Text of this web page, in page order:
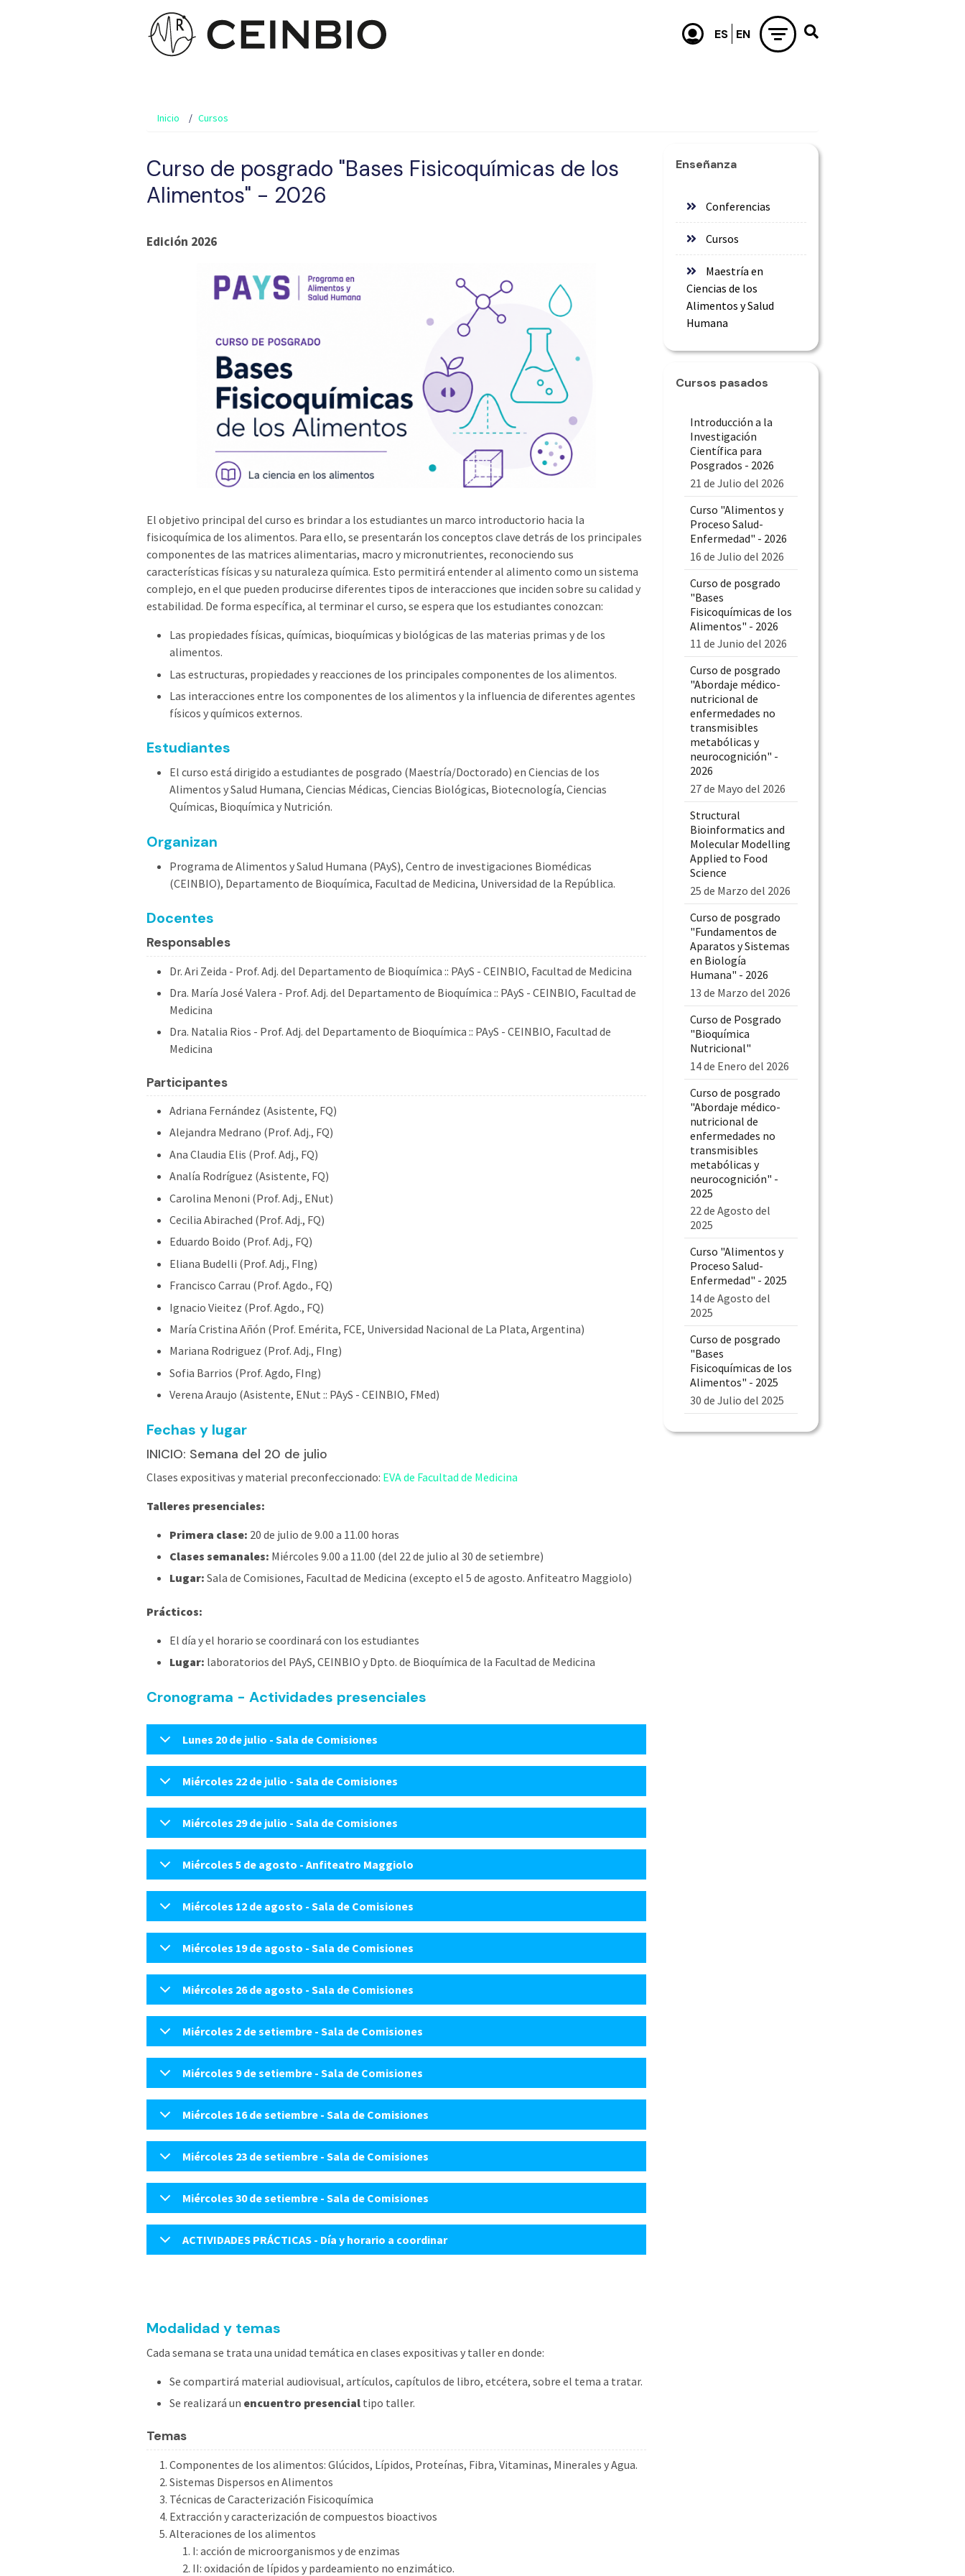
Inicio Cursos
Curso de posgrado "Bases Fisicoquímicas de los
Alimentos" - 2026
Edición 2026
El objetivo principal del curso es brindar a los estudiantes un marco introductorio hacia la
fisicoquímica de los alimentos. Para ello, se presentarán los conceptos clave detrás de los principales
componentes de las matrices alimentarias, macro y micronutrientes, reconociendo sus
características físicas y su naturaleza química. Esto permitirá entender al alimento como un sistema
complejo, en el que pueden producirse diferentes tipos de interacciones que inciden sobre su calidad y
estabilidad. De forma específica, al terminar el curso, se espera que los estudiantes conozcan:
Las propiedades físicas, químicas, bioquímicas y biológicas de las materias primas y de los
alimentos.
Las estructuras, propiedades y reacciones de los principales componentes de los alimentos.
Las interacciones entre los componentes de los alimentos y la influencia de diferentes agentes
físicos y químicos externos.
Estudiantes
El curso está dirigido a estudiantes de posgrado (Maestría/Doctorado) en Ciencias de los
Alimentos y Salud Humana, Ciencias Médicas, Ciencias Biológicas, Biotecnología, Ciencias
Químicas, Bioquímica y Nutrición.
Organizan
Programa de Alimentos y Salud Humana (PAyS), Centro de investigaciones Biomédicas
(CEINBIO), Departamento de Bioquímica, Facultad de Medicina, Universidad de la República.
Docentes
Responsables
Dr. Ari Zeida - Prof. Adj. del Departamento de Bioquímica :: PAyS - CEINBIO, Facultad de Medicina
Dra. María José Valera - Prof. Adj. del Departamento de Bioquímica :: PAyS - CEINBIO, Facultad de
Medicina
Dra. Natalia Rios - Prof. Adj. del Departamento de Bioquímica :: PAyS - CEINBIO, Facultad de
Medicina
Participantes
Adriana Fernández (Asistente, FQ)
Alejandra Medrano (Prof. Adj., FQ)
Ana Claudia Elis (Prof. Adj., FQ)
Analía Rodríguez (Asistente, FQ)
Carolina Menoni (Prof. Adj., ENut)
Cecilia Abirached (Prof. Adj., FQ)
Eduardo Boido (Prof. Adj., FQ)
Eliana Budelli (Prof. Adj., FIng)
Francisco Carrau (Prof. Agdo., FQ)
Ignacio Vieitez (Prof. Agdo., FQ)
María Cristina Añón (Prof. Emérita, FCE, Universidad Nacional de La Plata, Argentina)
Mariana Rodriguez (Prof. Adj., FIng)
Sofia Barrios (Prof. Agdo, FIng)
Verena Araujo (Asistente, ENut :: PAyS - CEINBIO, FMed)
Fechas y lugar
INICIO: Semana del 20 de julio
Clases expositivas y material preconfeccionado: EVA de Facultad de Medicina
Talleres presenciales:
Primera clase: 20 de julio de 9.00 a 11.00 horas
Clases semanales: Miércoles 9.00 a 11.00 (del 22 de julio al 30 de setiembre)
Lugar: Sala de Comisiones, Facultad de Medicina (excepto el 5 de agosto. Anfiteatro Maggiolo)
Prácticos:
El día y el horario se coordinará con los estudiantes
Lugar: laboratorios del PAyS, CEINBIO y Dpto. de Bioquímica de la Facultad de Medicina
Cronograma - Actividades presenciales
Lunes 20 de julio - Sala de Comisiones
Miércoles 22 de julio - Sala de Comisiones
Miércoles 29 de julio - Sala de Comisiones
Miércoles 5 de agosto - Anfiteatro Maggiolo
Miércoles 12 de agosto - Sala de Comisiones
Miércoles 19 de agosto - Sala de Comisiones
Miércoles 26 de agosto - Sala de Comisiones
Miércoles 2 de setiembre - Sala de Comisiones
Miércoles 9 de setiembre - Sala de Comisiones
Miércoles 16 de setiembre - Sala de Comisiones
Miércoles 23 de setiembre - Sala de Comisiones
Miércoles 30 de setiembre - Sala de Comisiones
ACTIVIDADES PRÁCTICAS - Día y horario a coordinar
Modalidad y temas
Cada semana se trata una unidad temática en clases expositivas y taller en donde:
Se compartirá material audiovisual, artículos, capítulos de libro, etcétera, sobre el tema a tratar.
Se realizará un encuentro presencial tipo taller.
Temas
Componentes de los alimentos: Glúcidos, Lípidos, Proteínas, Fibra, Vitaminas, Minerales y Agua.
Sistemas Dispersos en Alimentos
Técnicas de Caracterización Fisicoquímica
Extracción y caracterización de compuestos bioactivos
Alteraciones de los alimentos
I: acción de microorganismos y de enzimas
II: oxidación de lípidos y pardeamiento no enzimático.
Enseñanza
Conferencias
Cursos
Maestría en
Ciencias de los
Alimentos y Salud
Humana
Cursos pasados
Introducción a la
Investigación
Científica para
Posgrados - 2026
21 de Julio del 2026
Curso "Alimentos y
Proceso Salud-
Enfermedad" - 2026
16 de Julio del 2026
Curso de posgrado
"Bases
Fisicoquímicas de los
Alimentos" - 2026
11 de Junio del 2026
Curso de posgrado
"Abordaje médico-
nutricional de
enfermedades no
transmisibles
metabólicas y
neurocognición" -
2026
27 de Mayo del 2026
Structural
Bioinformatics and
Molecular Modelling
Applied to Food
Science
25 de Marzo del 2026
Curso de posgrado
"Fundamentos de
Aparatos y Sistemas
en Biología
Humana" - 2026
13 de Marzo del 2026
Curso de Posgrado
"Bioquímica
Nutricional"
14 de Enero del 2026
Curso de posgrado
"Abordaje médico-
nutricional de
enfermedades no
transmisibles
metabólicas y
neurocognición" -
2025
22 de Agosto del
2025
Curso "Alimentos y
Proceso Salud-
Enfermedad" - 2025
14 de Agosto del
2025
Curso de posgrado
"Bases
Fisicoquímicas de los
Alimentos" - 2025
30 de Julio del 2025